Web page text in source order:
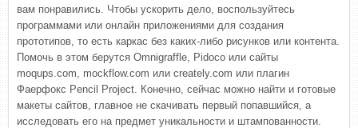
вам понравились. Чтобы ускорить дело, воспользуйтесь
программами или онлайн приложениями для создания
прототипов, то есть каркас без каких-либо рисунков или контента.
Помочь в этом берутся Omnigraffle, Pidoco или сайты
moqups.com, mockflow.com или creately.com или плагин
Фаерфокс Pencil Project. Конечно, сейчас можно найти и готовые
макеты сайтов, главное не скачивать первый попавшийся, а
исследовать его на предмет уникальности и штампованности.